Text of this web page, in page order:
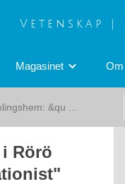
Vetenskap
Magasinet Om
&qu ...
Rörö